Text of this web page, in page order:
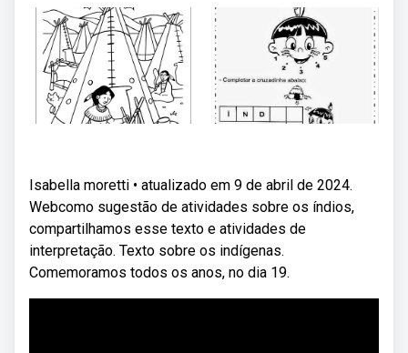
Isabella moretti • atualizado em 9 de abril de 2024.
Webcomo sugestão de atividades sobre os índios,
compartilhamos esse texto e atividades de
interpretação. Texto sobre os indígenas.
Comemoramos todos os anos, no dia 19.